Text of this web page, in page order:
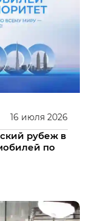
16 июля 2026
рубеж в
по